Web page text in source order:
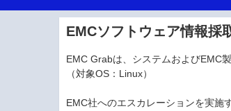
EMCソフトウェア情報
EMC Grabは、システムおよびEMC
（対象OS：Linux）
EMC社へのエスカレーションを実施